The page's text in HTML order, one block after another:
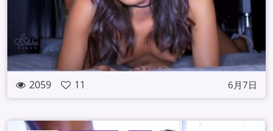
2059 11 6月7日